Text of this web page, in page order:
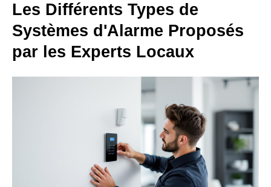
Les Différents Types de
Systèmes d'Alarme Proposés
par les Experts Locaux